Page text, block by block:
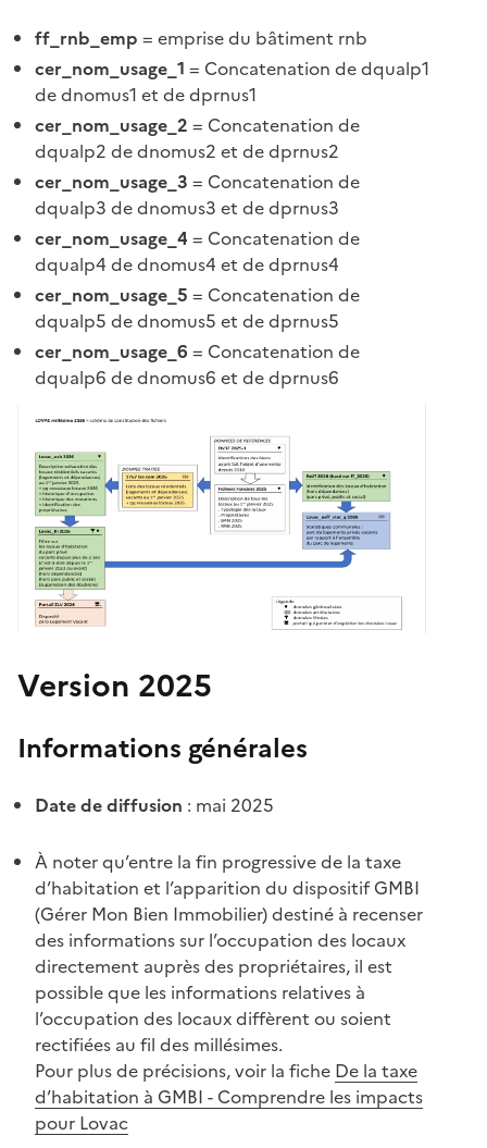
ff_rnb_emp = emprise du bâtiment rnb
cer_nom_usage_1 = Concatenation de dqualp1
de dnomus1 et de dprnus1
cer_nom_usage_2 = Concatenation de
dqualp2 de dnomus2 et de dprnus2
cer_nom_usage_3 = Concatenation de
dqualp3 de dnomus3 et de dprnus3
cer_nom_usage_4 = Concatenation de
dqualp4 de dnomus4 et de dprnus4
cer_nom_usage_5 = Concatenation de
dqualp5 de dnomus5 et de dprnus5
cer_nom_usage_6 = Concatenation de
dqualp6 de dnomus6 et de dprnus6
Version 2025
Informations générales
Date de diffusion : mai 2025
À noter qu’entre la fin progressive de la taxe
d’habitation et l’apparition du dispositif GMBI
(Gérer Mon Bien Immobilier) destiné à recenser
des informations sur l’occupation des locaux
directement auprès des propriétaires, il est
possible que les informations relatives à
l’occupation des locaux diffèrent ou soient
rectifiées au fil des millésimes.
Pour plus de précisions, voir la fiche De la taxe
d’habitation à GMBI - Comprendre les impacts
pour Lovac